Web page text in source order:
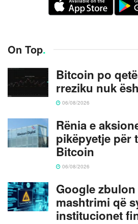
On Top.
Bitcoin po
rreziku nuk
06/08/2026
Rënia e
pikëpyetje për
Bitcoin
06/08/2026
Google
mashtrimi që
institucionet